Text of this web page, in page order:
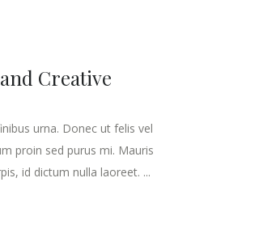
Creative
urna. Donec ut felis vel
proin sed purus mi. Mauris
id dictum nulla laoreet. ...